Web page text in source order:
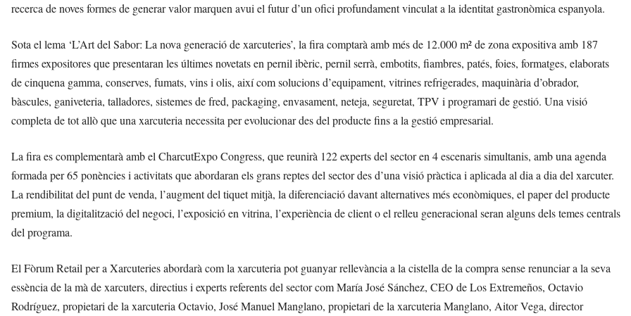
recerca de noves formes de generar valor marquen avui el futur d’un ofici profundament vinculat a la identitat gastronòmica espanyola.
Sota el lema ‘L’Art del Sabor: La nova generació de xarcuteries’, la fira comptarà amb més de 12.000 m² de zona expositiva amb 187
firmes expositores que presentaran les últimes novetats en pernil ibèric, pernil serrà, embotits, fiambres, patés, foies, formatges, elaborats
de cinquena gamma, conserves, fumats, vins i olis, així com solucions d’equipament, vitrines refrigerades, maquinària d’obrador,
bàscules, ganiveteria, talladores, sistemes de fred, packaging, envasament, neteja, seguretat, TPV i programari de gestió. Una visió
completa de tot allò que una xarcuteria necessita per evolucionar des del producte fins a la gestió empresarial.
La fira es complementarà amb el CharcutExpo Congress, que reunirà 122 experts del sector en 4 escenaris simultanis, amb una agenda
formada per 65 ponències i activitats que abordaran els grans reptes del sector des d’una visió pràctica i aplicada al dia a dia del xarcuter.
La rendibilitat del punt de venda, l’augment del tiquet mitjà, la diferenciació davant alternatives més econòmiques, el paper del producte
premium, la digitalització del negoci, l’exposició en vitrina, l’experiència de client o el relleu generacional seran alguns dels temes centrals
del programa.
El Fòrum Retail per a Xarcuteries abordarà com la xarcuteria pot guanyar rellevància a la cistella de la compra sense renunciar a la seva
essència de la mà de xarcuters, directius i experts referents del sector com María José Sánchez, CEO de Los Extremeños, Octavio
Rodríguez, propietari de la xarcuteria Octavio, José Manuel Manglano, propietari de la xarcuteria Manglano, Aitor Vega, director